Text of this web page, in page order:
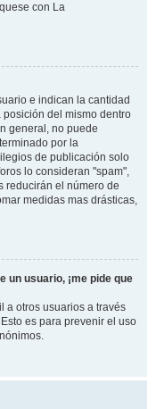
con La
e indican la cantidad
del mismo dentro
general, no puede
por la
de publicación solo
lo consideran "spam",
reducirán el número de
medidas mas drásticas,
un usuario, ¡me pide que
a otros usuarios a través
es para prevenir el uso